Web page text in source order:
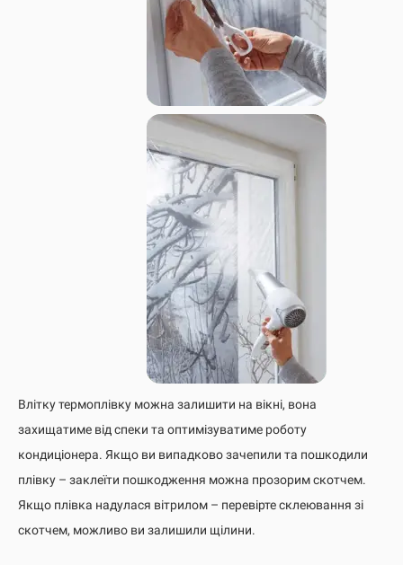
Влітку термоплівку можна залишити на вікні, вона
захищатиме від спеки та оптимізуватиме роботу
кондиціонера. Якщо ви випадково зачепили та пошкодили
плівку – заклеїти пошкодження можна прозорим скотчем.
Якщо плівка надулася вітрилом – перевірте склеювання зі
скотчем, можливо ви залишили щілини.